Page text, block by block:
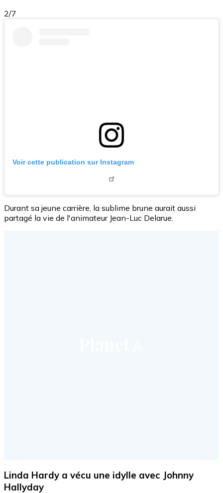
2/7
Voir cette publication sur Instagram
Durant sa jeune carrière, la sublime brune aurait aussi
partagé la vie de l'animateur Jean-Luc Delarue.
Linda Hardy a vécu une idylle avec Johnny
Hallyday